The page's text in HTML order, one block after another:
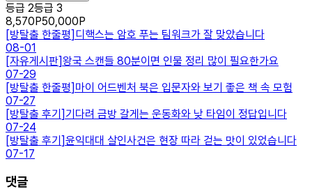
등급 2등급 3
8,570P50,000P
[방탈출 한줄평] 디핵스는 암호 푸는 팀워크가 잘 맞았습니다
08-01
[자유게시판]왕국 스캔들 80분이면 인물 정리 많이 필요한가요
07-29
[방탈출 한줄평] 마이 어드벤처 북은 입문자와 보기 좋은 책 속 모험
07-27
[방탈출 후기] 기다려 금방 갈게는 운동화와 낮 타임이 정답입니다
07-24
[방탈출 후기]윤익대대 살인사건은 현장 따라 걷는 맛이 있었습니다
07-17
댓글